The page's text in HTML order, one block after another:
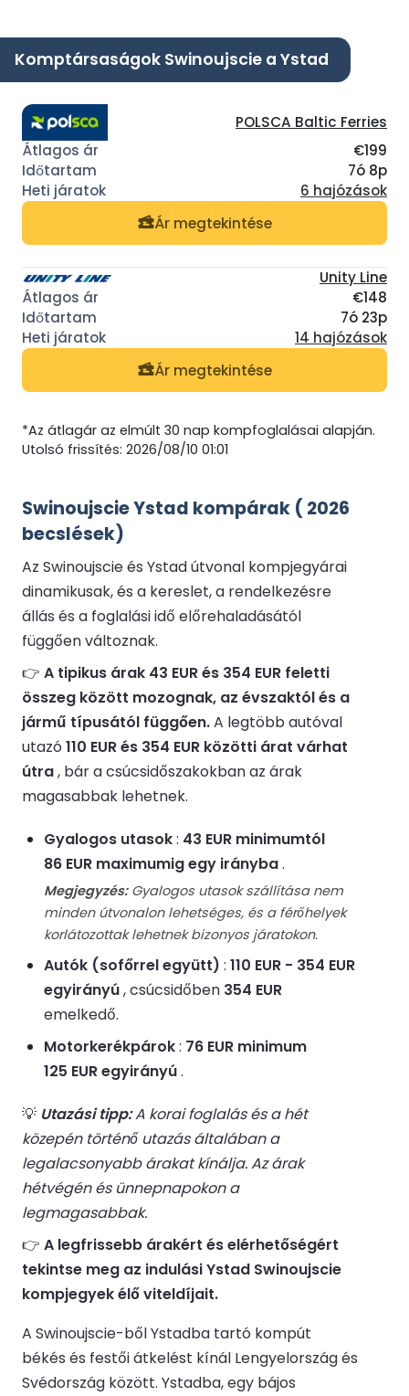
Komptársaságok Swinoujscie a Ystad
POLSCA Baltic Ferries
€199
7ó 8p
6 hajózások
Ár megtekintése
Unity Line
€148
7ó 23p
14 hajózások
Ár megtekintése
*Az átlagár az elmúlt 30 nap kompfoglalásai alapján.
Utolsó frissítés: 2026/08/10 01:01
Swinoujscie Ystad kompárak ( 2026
becslések)
Az Swinoujscie és Ystad útvonal kompjegyárai
dinamikusak, és a kereslet, a rendelkezésre
állás és a foglalási idő előrehaladásától
függően változnak.
👉 A tipikus árak 43 EUR és 354 EUR feletti
összeg között mozognak, az évszaktól és a
jármű típusától függően.A legtöbb autóval
utazó 110 EUR és 354 EUR közötti árat várhat
útra, bár a csúcsidőszakokban az árak
magasabbak lehetnek.
Gyalogos utasok: 43 EUR minimumtól
86 EUR maximumig egy irányba.
Megjegyzés:Gyalogos utasok szállítása nem
minden útvonalon lehetséges, és a férőhelyek
korlátozottak lehetnek bizonyos járatokon.
Autók (sofőrrel együtt) : 110 EUR - 354 EUR
egyirányú, csúcsidőben 354 EUR
emelkedő.
Motorkerékpárok: 76 EUR minimum
125 EUR egyirányú.
💡 Utazási tipp:A korai foglalás és a hét
közepén történő utazás általában a
legalacsonyabb árakat kínálja. Az árak
hétvégén és ünnepnapokon a
legmagasabbak.
👉 A legfrissebb árakért és elérhetőségért
tekintse meg az indulási Ystad Swinoujscie
kompjegyek élő viteldíjait.
A Swinoujscie-ből Ystadba tartó kompút
békés és festői átkelést kínál Lengyelország és
Svédország között. Ystadba, egy bájos